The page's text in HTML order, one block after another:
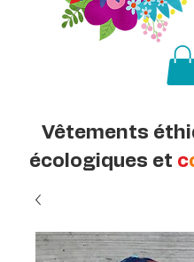
Vêtements
écologiques et c